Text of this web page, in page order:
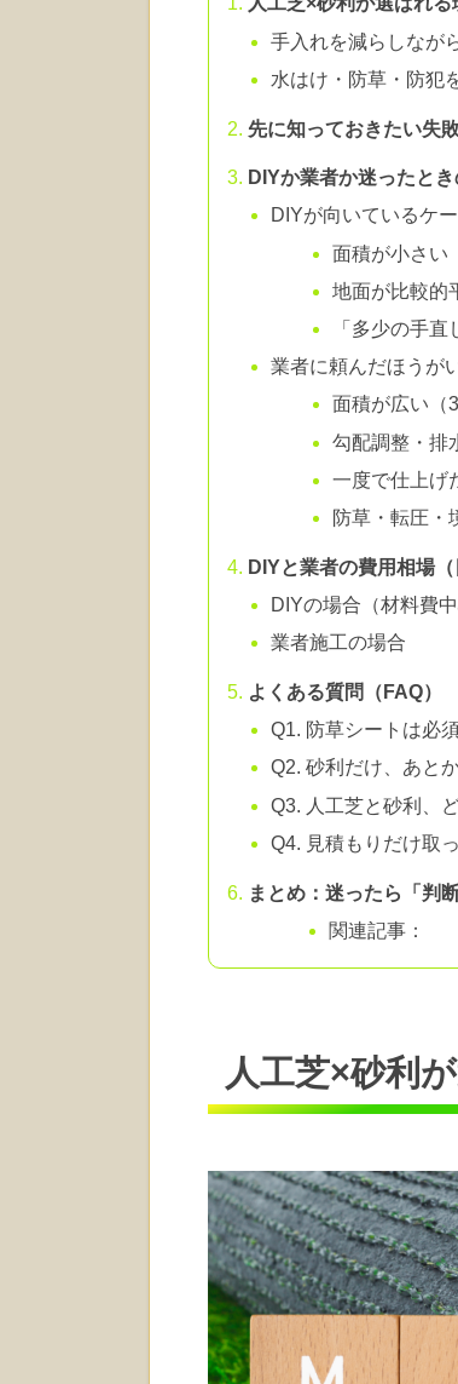
手入れを減らしなが
水はけ・防草・防犯
先に知っておきたい失
DIYか業者か迷ったと
DIYが向いているケ
面積が小さい
地面が比較的
「多少の手
業者に頼んだほうが
面積が広い（
勾配調整・排
一度で仕上げ
防草・転圧・
DIYと業者の費用相場（
DIYの場合（材料費中
業者施工の場合
よくある質問（FAQ）
Q1. 防草シートは必
Q2. 砂利だけ、あと
Q3. 人工芝と砂利、
Q4. 見積もりだけ取
まとめ：迷ったら「判
関連記事：
人工芝×砂利